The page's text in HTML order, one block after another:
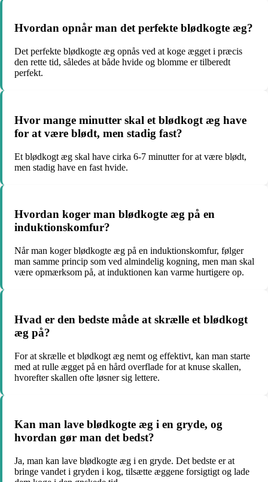
Hvordan opnår man det perfekte blødkogte æg?
Det perfekte blødkogte æg opnås ved at koge ægget i præcis
den rette tid, således at både hvide og blomme er tilberedt
perfekt.
Hvor mange minutter skal et blødkogt æg have
for at være blødt, men stadig fast?
Et blødkogt æg skal have cirka 6-7 minutter for at være blødt,
men stadig have en fast hvide.
Hvordan koger man blødkogte æg på en
induktionskomfur?
Når man koger blødkogte æg på en induktionskomfur, følger
man samme princip som ved almindelig kogning, men man skal
være opmærksom på, at induktionen kan varme hurtigere op.
Hvad er den bedste måde at skrælle et blødkogt
æg på?
For at skrælle et blødkogt æg nemt og effektivt, kan man starte
med at rulle ægget på en hård overflade for at knuse skallen,
hvorefter skallen ofte løsner sig lettere.
Kan man lave blødkogte æg i en gryde, og
hvordan gør man det bedst?
Ja, man kan lave blødkogte æg i en gryde. Det bedste er at
bringe vandet i gryden i kog, tilsætte æggene forsigtigt og lade